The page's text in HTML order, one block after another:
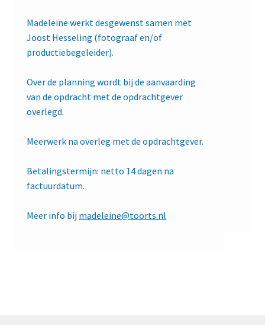
Madeleine werkt desgewenst samen met
Joost Hesseling (fotograaf en/of
productiebegeleider).
Over de planning wordt bij de aanvaarding
van de opdracht met de opdrachtgever
overlegd.
Meerwerk na overleg met de opdrachtgever.
Betalingstermijn: netto 14 dagen na
factuurdatum.
Meer info bij madeleine@toorts.nl